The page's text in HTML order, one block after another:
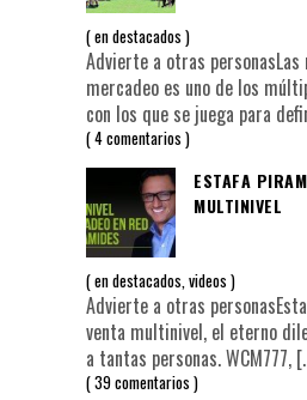
endestacados
Advierte a otras personasLas
mercadeo es uno de los
con los que se juega para
4 comentarios
ESTAFA
MULTINIVEL
endestacados videos
Advierte a otras
venta multinivel, el eterno
a tantas personas. WCM777,
39 comentarios